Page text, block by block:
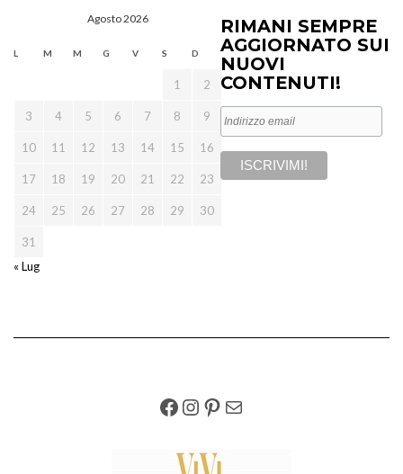
Agosto 2026
L M M G V S D
1 2
3 4 5 6 7 8 9
10 11 12 13 14 15 16
17 18 19 20 21 22 23
24 25 26 27 28 29 30
31
« Lug
RIMANI SEMPRE
AGGIORNATO SUI
NUOVI
CONTENUTI!
FACEBOOK
INSTAGRAM
PINTEREST
EMAIL